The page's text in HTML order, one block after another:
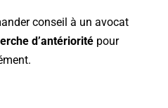
conseil à un avocat
d’antériorité pour